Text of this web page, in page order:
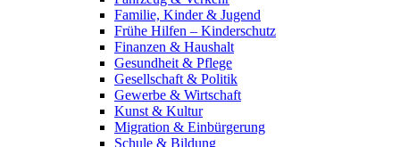
Familie, Kinder & Jugend
Frühe Hilfen – Kinderschutz
Finanzen & Haushalt
Gesundheit & Pflege
Gesellschaft & Politik
Gewerbe & Wirtschaft
Kunst & Kultur
Migration & Einbürgerung
Schule & Bildung